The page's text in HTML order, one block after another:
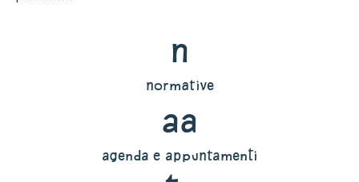
n
normative
aa
agenda e appuntamenti